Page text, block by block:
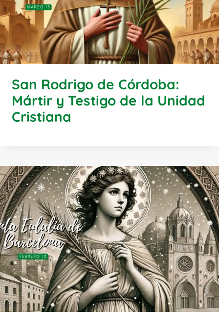
San Rodrigo de Córdoba:
Mártir y Testigo de la Unidad
Cristiana